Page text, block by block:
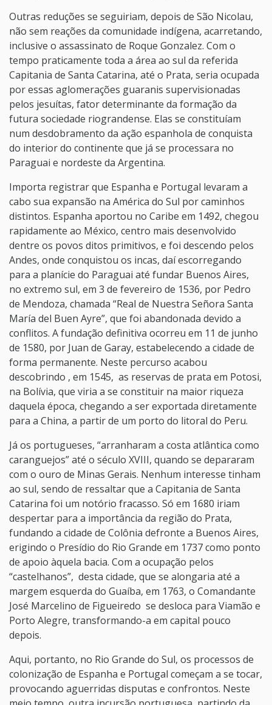
Outras reduções se seguiriam, depois de São Nicolau,
não sem reações da comunidade indígena, acarretando,
inclusive o assassinato de Roque Gonzalez. Com o
tempo praticamente toda a área ao sul da referida
Capitania de Santa Catarina, até o Prata, seria ocupada
por essas aglomerações guaranis supervisionadas
pelos jesuítas, fator determinante da formação da
futura sociedade riograndense. Elas se constituíam
num desdobramento da ação espanhola de conquista
do interior do continente que já se processara no
Paraguai e nordeste da Argentina.
Importa registrar que Espanha e Portugal levaram a
cabo sua expansão na América do Sul por caminhos
distintos. Espanha aportou no Caribe em 1492, chegou
rapidamente ao México, centro mais desenvolvido
dentre os povos ditos primitivos, e foi descendo pelos
Andes, onde conquistou os incas, daí escorregando
para a planície do Paraguai até fundar Buenos Aires,
no extremo sul, em 3 de fevereiro de 1536, por Pedro
de Mendoza, chamada “Real de Nuestra Señora Santa
María del Buen Ayre”, que foi abandonada devido a
conflitos. A fundação definitiva ocorreu em 11 de junho
de 1580, por Juan de Garay, estabelecendo a cidade de
forma permanente. Neste percurso acabou
descobrindo , em 1545, as reservas de prata em Potosi,
na Bolívia, que viria a se constituir na maior riqueza
daquela época, chegando a ser exportada diretamente
para a China, a partir de um porto do litoral do Peru.
Já os portugueses, “arranharam a costa atlântica como
caranguejos” até o século XVIII, quando se depararam
com o ouro de Minas Gerais. Nenhum interesse tinham
ao sul, sendo de ressaltar que a Capitania de Santa
Catarina foi um notório fracasso. Só em 1680 iriam
despertar para a importância da região do Prata,
fundando a cidade de Colônia defronte a Buenos Aires,
erigindo o Presídio do Rio Grande em 1737 como ponto
de apoio àquela bacia. Com a ocupação pelos
“castelhanos”, desta cidade, que se alongaria até a
margem esquerda do Guaíba, em 1763, o Comandante
José Marcelino de Figueiredo se desloca para Viamão e
Porto Alegre, transformando-a em capital pouco
depois.
Aqui, portanto, no Rio Grande do Sul, os processos de
colonização de Espanha e Portugal começam a se tocar,
provocando aguerridas disputas e confrontos. Neste